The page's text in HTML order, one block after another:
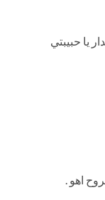
يا حبيبتي
اهو .